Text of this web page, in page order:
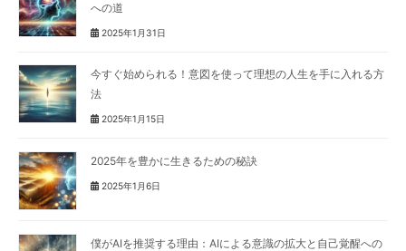
への道
2025年1月31日
今すぐ始められる！意図を使って理想の人生を手に入れる方
法
2025年1月15日
2025年を豊かに生きるための秘訣
2025年1月6日
僕がAIを推奨する理由：AIによる意識の拡大と自己覚醒への